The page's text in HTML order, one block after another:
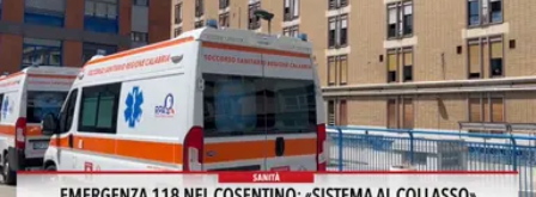
Sport
RUBRICHE
Good Morning Vietnam